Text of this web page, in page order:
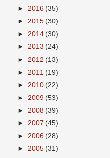
► 2016 (35)
► 2015 (30)
► 2014 (30)
► 2013 (24)
► 2012 (13)
► 2011 (19)
► 2010 (22)
► 2009 (53)
► 2008 (39)
► 2007 (45)
► 2006 (28)
► 2005 (31)